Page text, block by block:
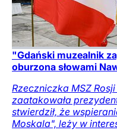
"Gdański muzealnik
oburzona słowami
Rzeczniczka MSZ
zaatakowała
stwierdził, że
Moskala", leży w